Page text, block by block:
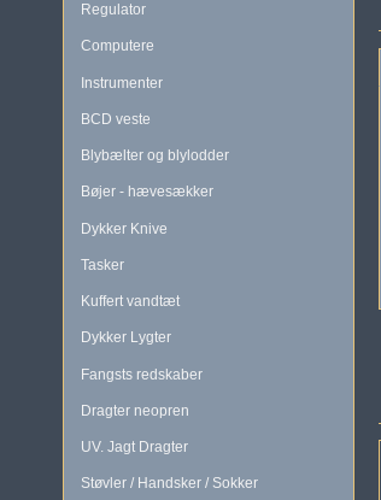
Regulator
Computere
Instrumenter
BCD veste
Blybælter og blylodder
Bøjer - hævesækker
Dykker Knive
Tasker
Kuffert vandtæt
Dykker Lygter
Fangsts redskaber
Dragter neopren
UV. Jagt Dragter
Støvler / Handsker / Sokker